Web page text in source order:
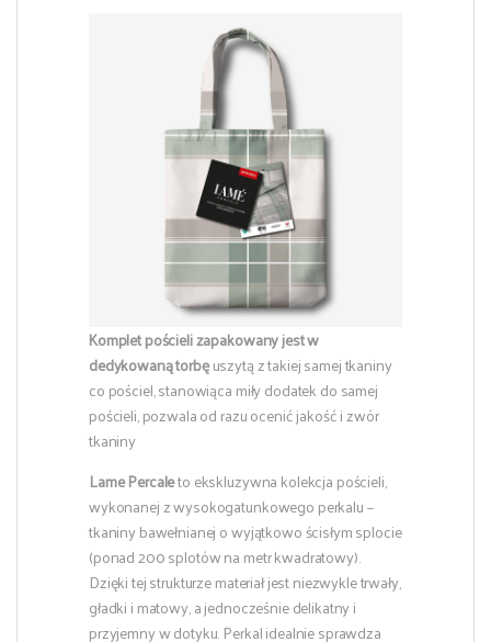
Komplet pościeli zapakowany jest w
dedykowaną torbęuszytą z takiej samej tkaniny
co pościel, stanowiąca miły dodatek do samej
pościeli, pozwala od razu ocenić jakość i zwór
tkaniny
Lame Percaleto ekskluzywna kolekcja pościeli,
wykonanej z wysokogatunkowego perkalu –
tkaniny bawełnianej o wyjątkowo ścisłym splocie
(ponad 200 splotów na metr kwadratowy).
Dzięki tej strukturze materiał jest niezwykle trwały,
gładki i matowy, a jednocześnie delikatny i
przyjemny w dotyku. Perkal idealnie sprawdza